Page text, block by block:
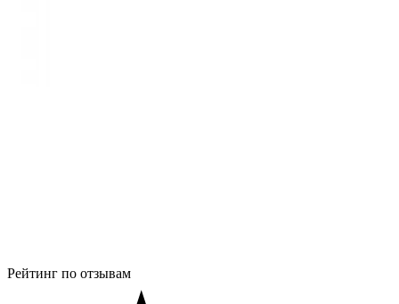
Рейтинг по отзывам